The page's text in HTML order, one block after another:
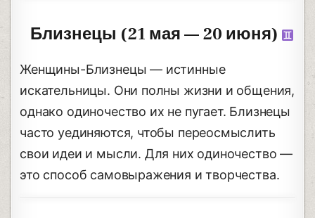
Близнецы (21 мая — 20 июня)
Женщины-Близнецы — истинные
искательницы. Они полны жизни и общения,
однако одиночество их не пугает. Близнецы
часто уединяются, чтобы переосмыслить
свои идеи и мысли. Для них одиночество —
это способ самовыражения и творчества.